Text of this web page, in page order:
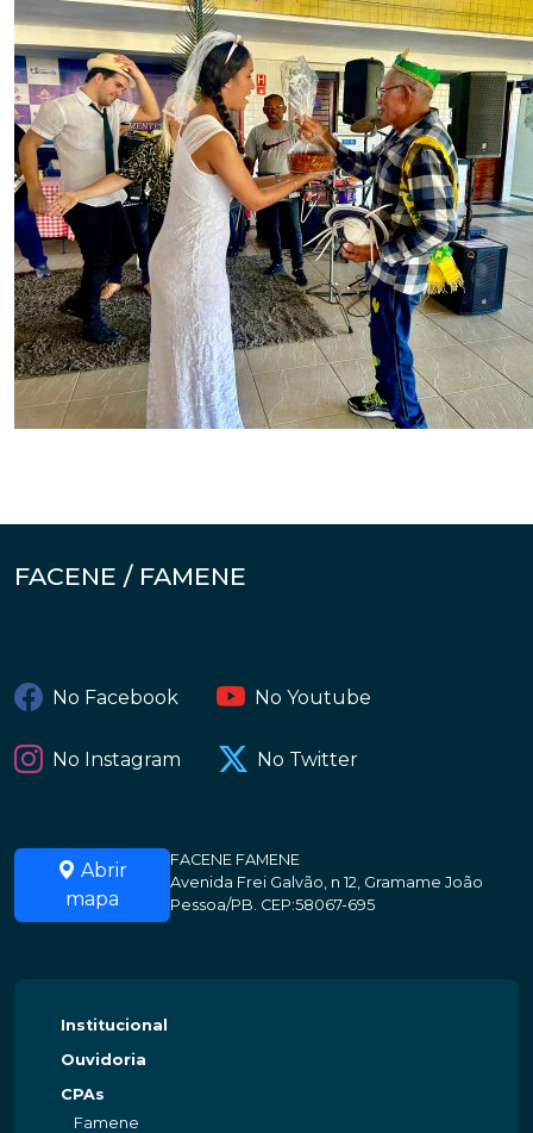
FACENE / FAMENE
No Facebook No Youtube
No Instagram No Twitter
Abrir
mapa
FACENE FAMENE
Avenida Frei Galvão, n 12, Gramame João
Pessoa/PB. CEP:58067-695
Institucional
Ouvidoria
CPAs
Famene